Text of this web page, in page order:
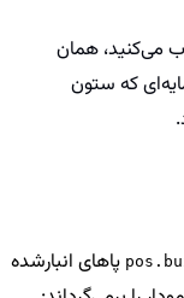
می‌کنید، همان
که ستون
پاهای انبارشده